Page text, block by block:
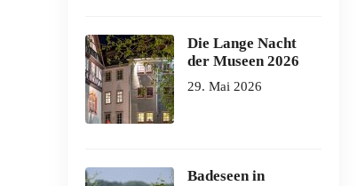
Die Lange Nacht
der Museen 2026
29. Mai 2026
Badeseen in